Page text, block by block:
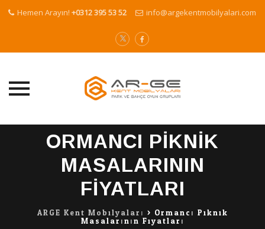
Hemen Arayın! +0312 395 53 52 info@argekentmobilyalari.com
ORMANCI PIKNIK
MASALARININ
FIYATLARI
ARGE Kent Mobilyaları > Ormancı Piknik
Masalarının Fiyatları